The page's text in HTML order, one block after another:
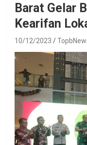
Barat Gelar
Kearifan
10/12/2023